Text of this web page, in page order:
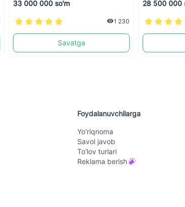
33 000 000 so'm
1 230
Savatga
28 500 000
Foydalanuvchilarga
Yo'riqnoma
Savol javob
To'lov turlari
Reklama berish